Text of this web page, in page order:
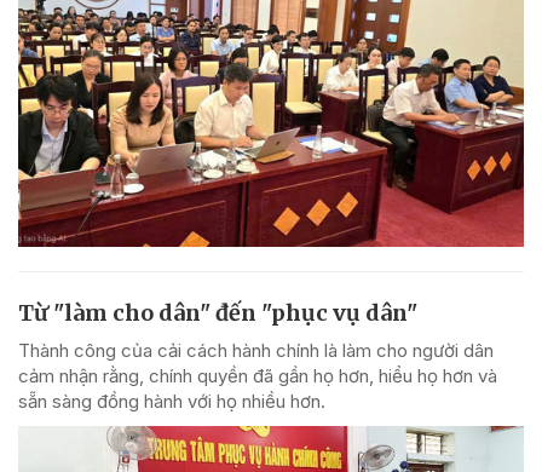
Từ "làm cho dân" đến "phục vụ dân"
Thành công của cải cách hành chính là làm cho người dân
cảm nhận rằng, chính quyền đã gần họ hơn, hiểu họ hơn và
sẵn sàng đồng hành với họ nhiều hơn.